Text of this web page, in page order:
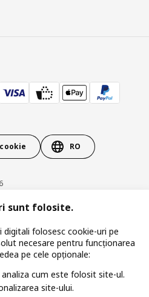
RO
IKEA privind modulele cookie
Romania
digitală
sunt folosite.
digitali folosesc cookie-uri pe
necesare pentru funcționarea
pe cele opționale:
cum este folosit site-ul.
site-ului.